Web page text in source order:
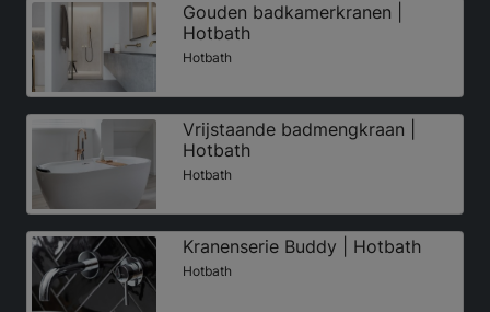
Gouden badkamerkranen |
Hotbath
Hotbath
Vrijstaande badmengkraan |
Hotbath
Hotbath
Kranenserie Buddy | Hotbath
Hotbath